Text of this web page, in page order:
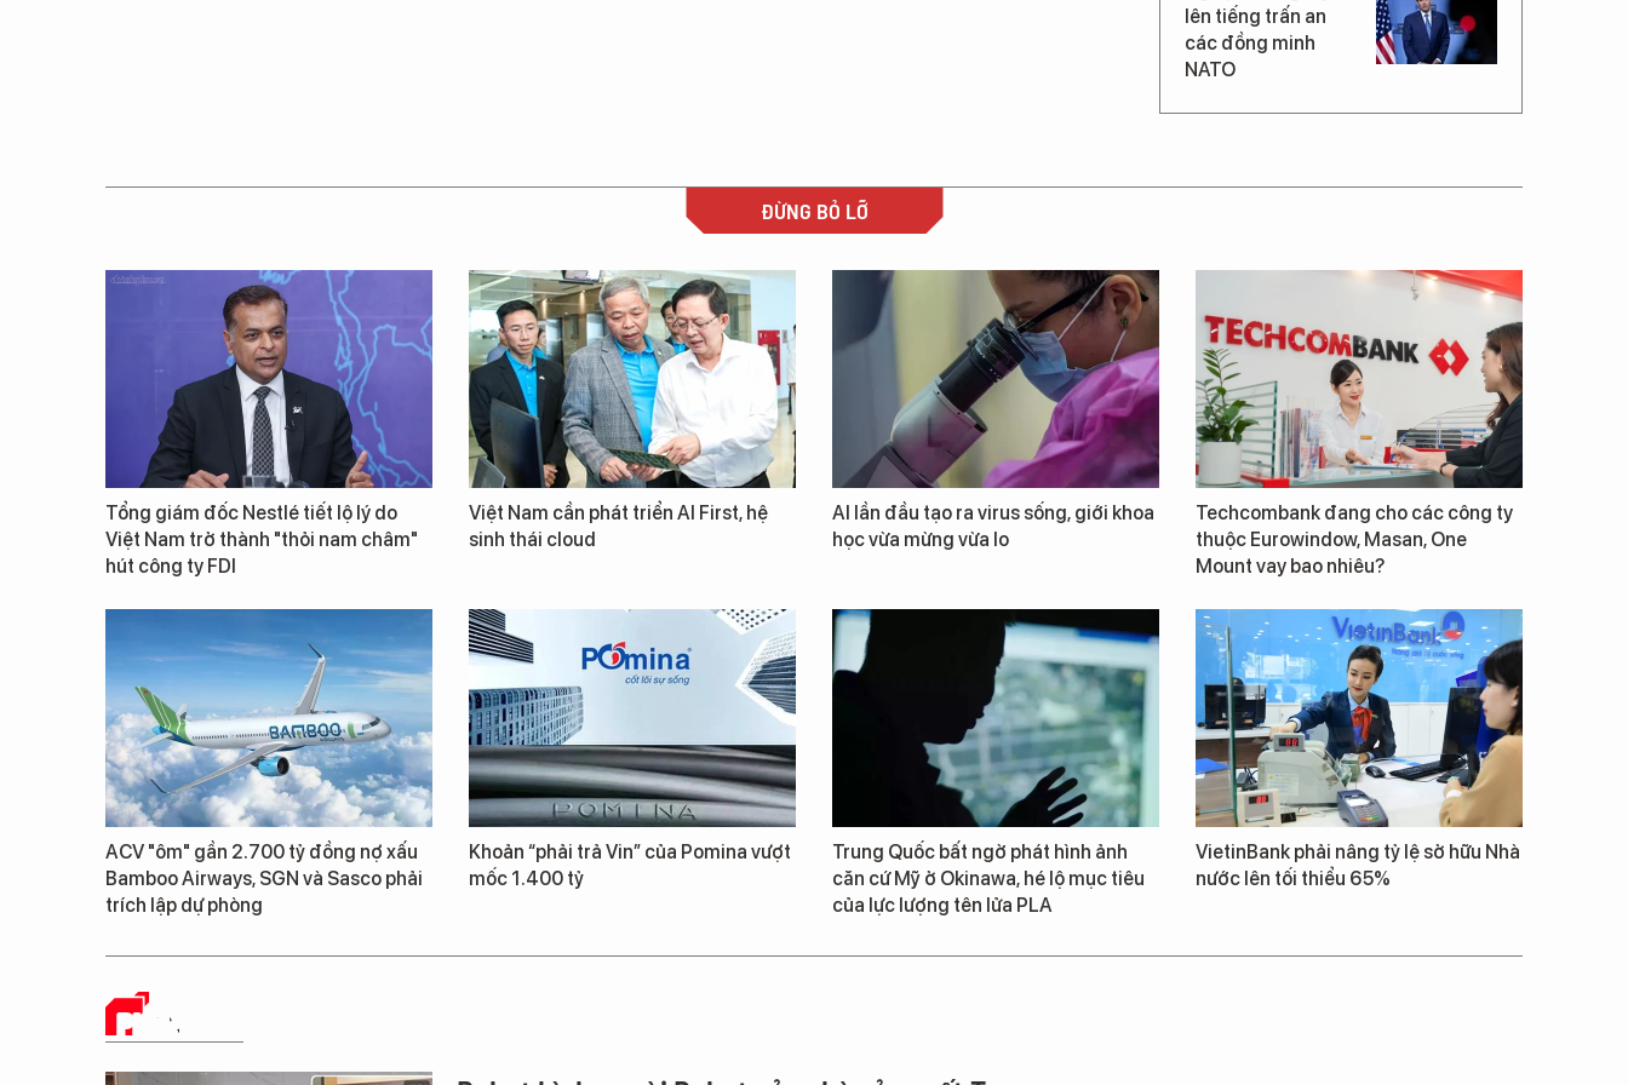
lên tiếng trấn an
các đồng minh
NATO
ĐỪNG BỎ LỠ
Tổng giám đốc Nestlé tiết lộ lý do
Việt Nam trở thành "thỏi nam châm"
hút công ty FDI
Việt Nam cần phát triển AI First, hệ
sinh thái cloud
AI lần đầu tạo ra virus sống, giới khoa
học vừa mừng vừa lo
Techcombank đang cho các công ty
thuộc Eurowindow, Masan, One
Mount vay bao nhiêu?
ACV "ôm" gần 2.700 tỷ đồng nợ xấu
Bamboo Airways, SGN và Sasco phải
trích lập dự phòng
Khoản “phải trả Vin” của Pomina vượt
mốc 1.400 tỷ
Trung Quốc bất ngờ phát hình ảnh
căn cứ Mỹ ở Okinawa, hé lộ mục tiêu
của lực lượng tên lửa PLA
VietinBank phải nâng tỷ lệ sở hữu Nhà
nước lên tối thiểu 65%
PHÂN TÍCH